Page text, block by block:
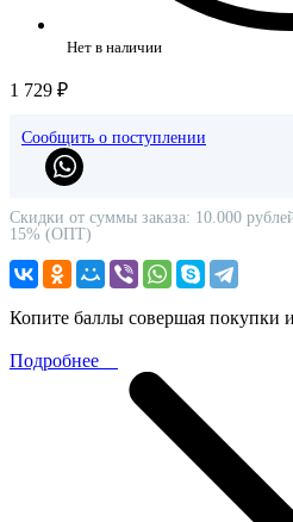
Нет в наличии
1 729 ₽
Сообщить о поступлении
Скидки от суммы заказа: 10.000
15% (ОПТ)
Копите баллы совершая покупки
Подробнее